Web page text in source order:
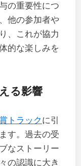
の重要性につ
他の参加者や
、これが協力
的な楽しみを
る影響
トラック に引
す。過去の受
なストーリー
の認識に大き